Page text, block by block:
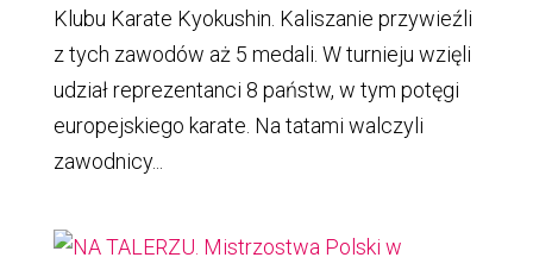
Klubu Karate Kyokushin. Kaliszanie przywieźli
z tych zawodów aż 5 medali. W turnieju wzięli
udział reprezentanci 8 państw, w tym potęgi
europejskiego karate. Na tatami walczyli
zawodnicy...